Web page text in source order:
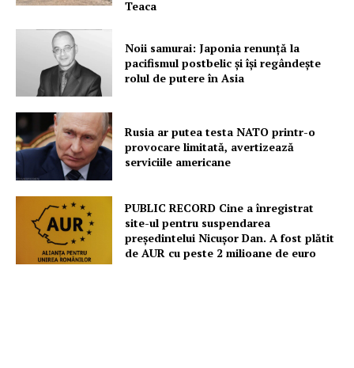
Teaca
Noii samurai: Japonia renunță la
pacifismul postbelic și își regândește
rolul de putere în Asia
Rusia ar putea testa NATO printr-o
provocare limitată, avertizează
serviciile americane
PUBLIC RECORD Cine a înregistrat
site-ul pentru suspendarea
președintelui Nicușor Dan. A fost plătit
de AUR cu peste 2 milioane de euro